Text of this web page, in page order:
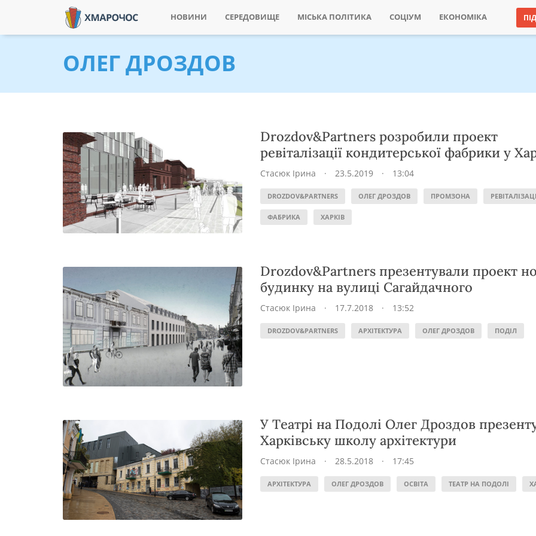
НОВИНИ СЕРЕДОВИЩЕ МІСЬКА ПОЛІТИКА СОЦІУМ ЕКОНОМІКА
ОЛЕГ ДРОЗДОВ
Drozdov&Partners розробили проект
ревіталізації кондитерської фабрики у
Стасюк Ірина · 23.5.2019 · 13:04
DROZDOV&PARTNERS ОЛЕГ ДРОЗДОВ ПРОМЗОНА
ФАБРИКА ХАРКІВ
Drozdov&Partners презентували проект
будинку на вулиці Сагайдачного
Стасюк Ірина · 17.7.2018 · 13:52
DROZDOV&PARTNERS АРХІТЕКТУРА ОЛЕГ ДРОЗДОВ ПОДІЛ
У Театрі на Подолі Олег Дроздов
Харківську школу архітектури
Стасюк Ірина · 28.5.2018 · 17:45
АРХІТЕКТУРА ОЛЕГ ДРОЗДОВ ОСВІТА ТЕАТР НА ПОДОЛІ